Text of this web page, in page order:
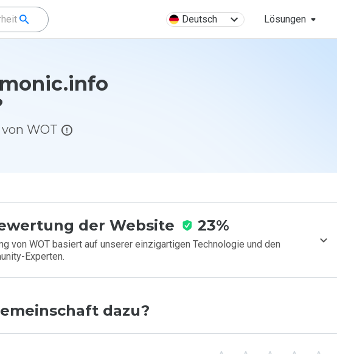
Deutsch Lösungen
WOT
der Website 23%
von WOT basiert auf unserer einzigartigen Technologie und den
Experten.
dazu?